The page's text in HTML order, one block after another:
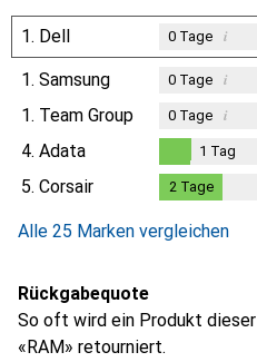
1. Dell 0Tage i
1. Samsung 0Tage i
1. Team Group 0Tage i
4. Adata
Tag
1 Tag
5. Corsair 2 Tage
Alle 25 Marken vergleichen
Rückgabequote
So oft wird ein Produkt
«RAM» retourniert.